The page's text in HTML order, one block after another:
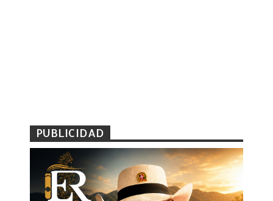
PUBLICIDAD